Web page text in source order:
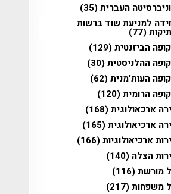
העברית(35)
למניעת שוד ברשות
(77)
הביזנטית(129)
ההלניסטית(30)
העות'מנית(62)
הרומית(120)
ארכאולוגית(168)
ארכיאולוגית(165)
ארכיאולוגיות(166)
הצלה (140)
מורשת(116)
משפחות(217)